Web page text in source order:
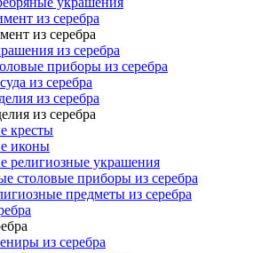
из серебра
из серебра
из серебра
приборы из серебра
из серебра
из серебра
из серебра
кресты
иконы
религиозные украшения
столовые приборы из серебра
предметы из серебра
из серебра